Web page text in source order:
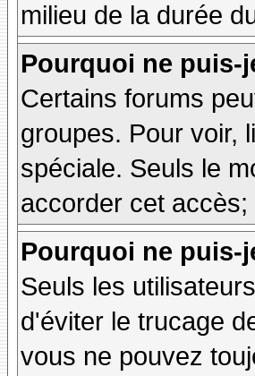
milieu de la durée
Pourquoi ne puis-
Certains forums
groupes. Pour voir,
spéciale. Seuls le
accorder cet
Pourquoi ne puis-
Seuls les
d'éviter le trucage
vous ne pouvez